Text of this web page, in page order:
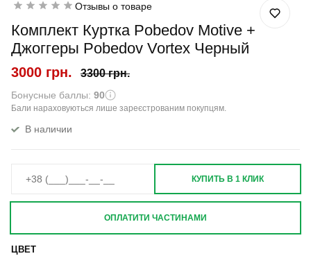
Отзывы о товаре
Комплект Куртка Pobedov Motive +
Джоггеры Pobedov Vortex Черный
3000 грн. 3300 грн.
Бонусные баллы: 90
Бали нараховуються лише зареєстрованим покупцям.
В наличии
ЦВЕТ
КУПИТЬ В 1 КЛИК
ОПЛАТИТИ ЧАСТИНАМИ